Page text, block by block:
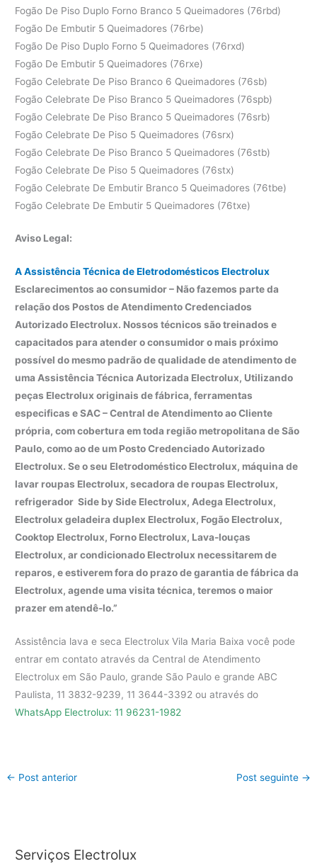
Fogão De Piso Duplo Forno Branco 5 Queimadores (76rbd)
Fogão De Embutir 5 Queimadores (76rbe)
Fogão De Piso Duplo Forno 5 Queimadores (76rxd)
Fogão De Embutir 5 Queimadores (76rxe)
Fogão Celebrate De Piso Branco 6 Queimadores (76sb)
Fogão Celebrate De Piso Branco 5 Queimadores (76spb)
Fogão Celebrate De Piso Branco 5 Queimadores (76srb)
Fogão Celebrate De Piso 5 Queimadores (76srx)
Fogão Celebrate De Piso Branco 5 Queimadores (76stb)
Fogão Celebrate De Piso 5 Queimadores (76stx)
Fogão Celebrate De Embutir Branco 5 Queimadores (76tbe)
Fogão Celebrate De Embutir 5 Queimadores (76txe)
Aviso Legal:
A Assistência Técnica de Eletrodomésticos Electrolux
Esclarecimentos ao consumidor – Não fazemos parte da
relação dos Postos de Atendimento Credenciados
Autorizado Electrolux. Nossos técnicos são treinados e
capacitados para atender o consumidor o mais próximo
possível do mesmo padrão de qualidade de atendimento de
uma Assistência Técnica Autorizada Electrolux, Utilizando
peças Electrolux originais de fábrica, ferramentas
especificas e SAC – Central de Atendimento ao Cliente
própria, com cobertura em toda região metropolitana de São
Paulo, como ao de um Posto Credenciado Autorizado
Electrolux. Se o seu Eletrodoméstico Electrolux, máquina de
lavar roupas Electrolux, secadora de roupas Electrolux,
refrigerador Side by Side Electrolux, Adega Electrolux,
Electrolux geladeira duplex Electrolux, Fogão Electrolux,
Cooktop Electrolux, Forno Electrolux, Lava-louças
Electrolux, ar condicionado Electrolux necessitarem de
reparos, e estiverem fora do prazo de garantia de fábrica da
Electrolux, agende uma visita técnica, teremos o maior
prazer em atendê-lo.”
Assistência lava e seca Electrolux Vila Maria Baixa você pode
entrar em contato através da Central de Atendimento
Electrolux em São Paulo, grande São Paulo e grande ABC
Paulista, 11 3832-9239, 11 3644-3392 ou através do
WhatsApp Electrolux: 11 96231-1982
← Post anterior Post seguinte →
Serviços Electrolux